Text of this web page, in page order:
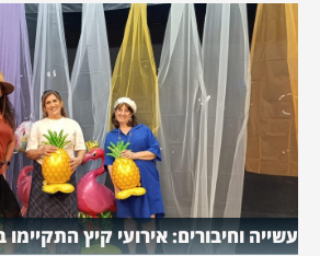
עשייה וחיבורים: אירועי קיץ התקיימו